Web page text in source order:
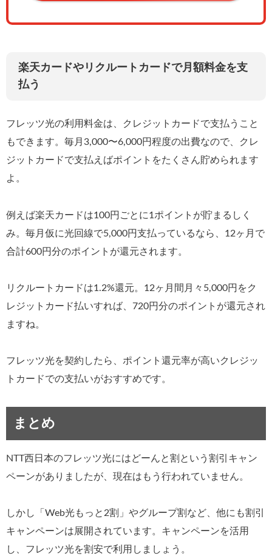
楽天カードやリクルートカードで月額料金を支
払う
フレッツ光の利用料金は、クレジットカードで支払うこと
もできます。毎月3,000〜6,000円程度の出費なので、クレ
ジットカードで支払えばポイントをたくさん貯められます
よ。
例えば楽天カードは100円ごとに1ポイントが貯まるしく
み。毎月仮に光回線で5,000円支払っているなら、12ヶ月で
合計600円分のポイントが還元されます。
リクルートカードは1.2%還元。12ヶ月間月々5,000円をク
レジットカード払いすれば、720円分のポイントが還元され
ますね。
フレッツ光を契約したら、ポイント還元率が高いクレジッ
トカードでの支払いがおすすめです。
まとめ
NTT西日本のフレッツ光にはどーんと割という割引キャン
ペーンがありましたが、現在はもう行われていません。
しかし「Web光もっと2割」やグループ割など、他にも割引
キャンペーンは展開されています。キャンペーンを活用
し、フレッツ光を割安で利用しましょう。